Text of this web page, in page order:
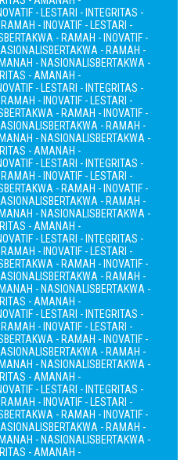
- LESTARI - INTEGRITAS -
- INOVATIF - LESTARI -
BERTAKWA - RAMAH - INOVATIF -
BERTAKWA - RAMAH -
- NASIONALISBERTAKWA -
- AMANAH -
- LESTARI - INTEGRITAS -
- INOVATIF - LESTARI -
BERTAKWA - RAMAH - INOVATIF -
BERTAKWA - RAMAH -
- NASIONALISBERTAKWA -
- AMANAH -
- LESTARI - INTEGRITAS -
- INOVATIF - LESTARI -
BERTAKWA - RAMAH - INOVATIF -
BERTAKWA - RAMAH -
- NASIONALISBERTAKWA -
- AMANAH -
- LESTARI - INTEGRITAS -
- INOVATIF - LESTARI -
BERTAKWA - RAMAH - INOVATIF -
BERTAKWA - RAMAH -
- NASIONALISBERTAKWA -
- AMANAH -
- LESTARI - INTEGRITAS -
- INOVATIF - LESTARI -
BERTAKWA - RAMAH - INOVATIF -
BERTAKWA - RAMAH -
- NASIONALISBERTAKWA -
- AMANAH -
- LESTARI - INTEGRITAS -
- INOVATIF - LESTARI -
BERTAKWA - RAMAH - INOVATIF -
BERTAKWA - RAMAH -
- NASIONALISBERTAKWA -
- AMANAH -